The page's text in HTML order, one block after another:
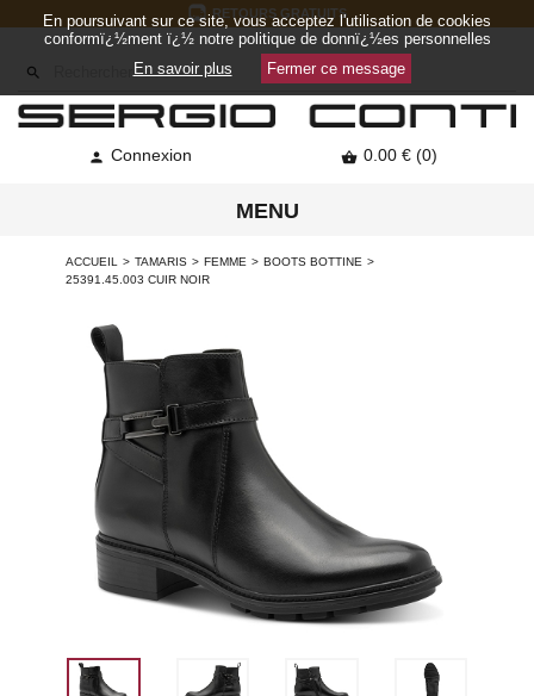
RETOURS GRATUITS

 Connexion  0.00 € (0)
MENU
ACCUEIL TAMARIS FEMME
BOOTS BOTTINE
25391.45.003 CUIR NOIR
En poursuivant sur ce site, vous acceptez l'utilisation de cookies
conformï¿½ment ï¿½ notre politique de donnï¿½es personnelles
En savoir plus
Fermer ce message